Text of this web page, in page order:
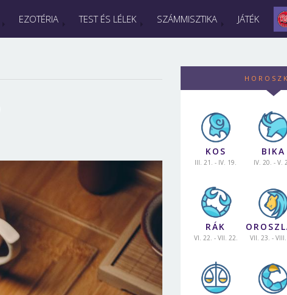
EZOTÉRIA TEST ÉS LÉLEK SZÁMMISZTIKA JÁTÉK
KOS
III. 21. - IV. 19.
BIKA
IV. 20. - V.
RÁK
VI. 22. - VII. 22. VII. 23. -